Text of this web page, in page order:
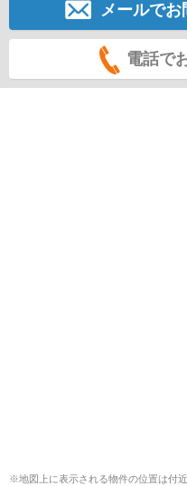
メールでお
電話で
※地図上に表示される物件の位置は付